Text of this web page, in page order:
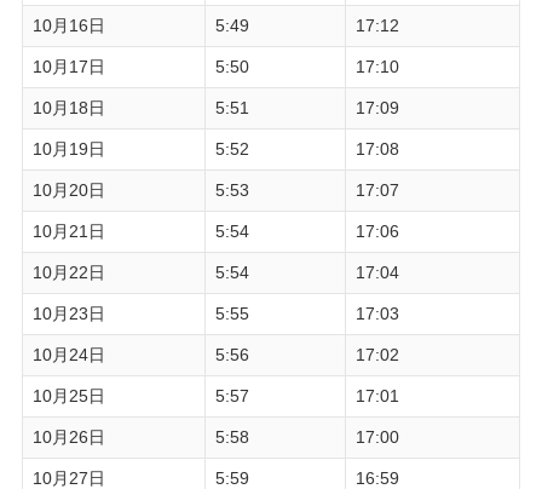
10月16日 5:49 17:12
10月17日 5:50 17:10
10月18日 5:51 17:09
10月19日 5:52 17:08
10月20日 5:53 17:07
10月21日 5:54 17:06
10月22日 5:54 17:04
10月23日 5:55 17:03
10月24日 5:56 17:02
10月25日 5:57 17:01
10月26日 5:58 17:00
10月27日 5:59 16:59